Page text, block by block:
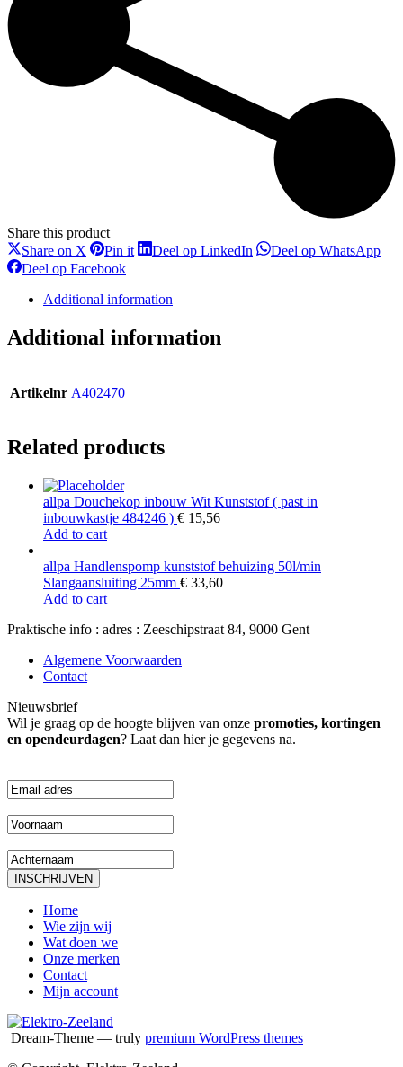
Share this product
Share on X Deel
op
X
Pin itDeelDeel op LinkedIn DeelDeel op WhatsApp
Deel op FacebookDeel
Facebook
Additional information
Additional information
Artikelnr A402470
Related products
allpa Douchekop inbouw Wit Kunststof ( past in
inbouwkastje 484246 ) € 15,56
Add to cart
allpa Handlenspomp kunststof behuizing 50l/min
Slangaansluiting 25mm € 33,60
Add to cart
Praktische info : adres : Zeeschipstraat 84, 9000 Gent
Algemene Voorwaarden
Contact
Nieuwsbrief
Wil je graag op de hoogte blijven van onze promoties, kortingen
en opendeurdagen? Laat dan hier je gegevens na.
Home
Wie zijn wij
Wat doen we
Onze merken
Contact
Mijn account
Dream-Theme — truly premium WordPress themes